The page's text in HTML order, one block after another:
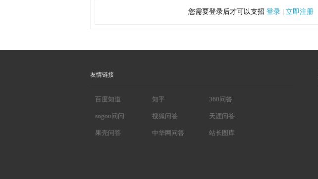
您需要登录后才可以支招 登录| 立即注册
友情链接
百度知道 知乎 360问答
sogou问问 搜狐问答 天涯问答
果壳问答 中华网问答 站长图库